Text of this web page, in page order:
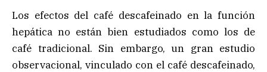
Los efectos del café descafeinado en la función
hepática no están bien estudiados como los de
café tradicional. Sin embargo, un gran estudio
observacional, vinculado con el café descafeinado,